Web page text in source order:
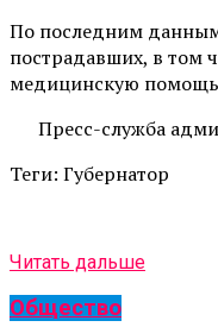
По последним
пострадавших, в том
медицинскую
Пресс-служба
Теги: Губернатор
Читать дальше
Общество